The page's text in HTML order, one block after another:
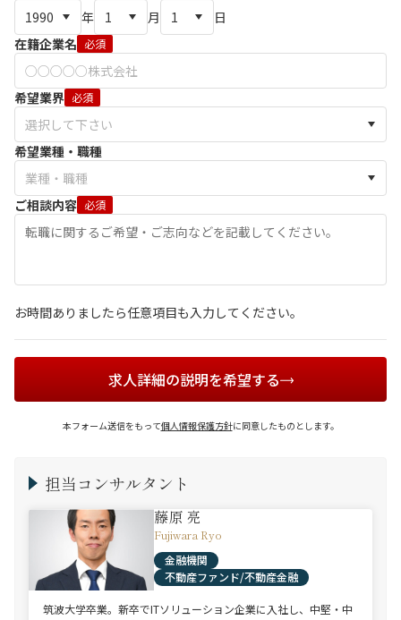
年 月
日
在籍企業名 必須
希望業界 必須
希望業種・職種
ご相談内容 必須
お時間ありましたら任意項目も入力してください。
求人詳細の説明を希望する
本フォーム送信をもって個人情報保護方針に同意したものとします。
担当コンサルタント
藤原 亮
Fujiwara Ryo
金融機関
不動産ファンド/不動産金融
筑波大学卒業。新卒でITソリューション企業に入社し、中堅・中